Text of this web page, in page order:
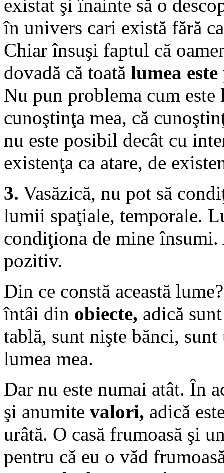
existat şi înainte să o
în univers cari există fără
Chiar însuşi faptul că
dovadă că toată lumea
Nu pun problema cum este
cunoştinţa mea, că
nu este posibil decât cu
existenţa ca atare, de
3. Vasăzică, nu pot să
lumii spaţiale, temporale.
condiţiona de mine
pozitiv.
Din ce constă această
întâi din obiecte, adică
tablă, sunt nişte bănci, sunt
lumea mea.
Dar nu este numai atât. În
şi anumite valori, adică
urâtă. O casă frumoasă şi
pentru că eu o văd